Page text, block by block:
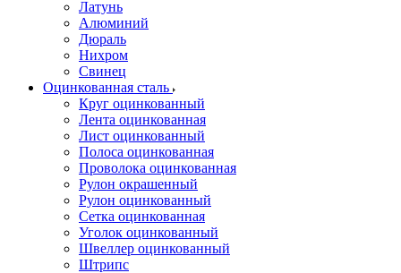
Латунь
Алюминий
Дюраль
Нихром
Свинец
Оцинкованная сталь
Круг оцинкованный
Лента оцинкованная
Лист оцинкованный
Полоса оцинкованная
Проволока оцинкованная
Рулон окрашенный
Рулон оцинкованный
Сетка оцинкованная
Уголок оцинкованный
Швеллер оцинкованный
Штрипс